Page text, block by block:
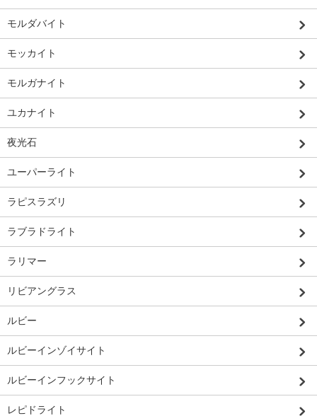
モルダバイト
モッカイト
モルガナイト
ユカナイト
夜光石
ユーパーライト
ラピスラズリ
ラブラドライト
ラリマー
リビアングラス
ルビー
ルビーインゾイサイト
ルビーインフックサイト
レピドライト